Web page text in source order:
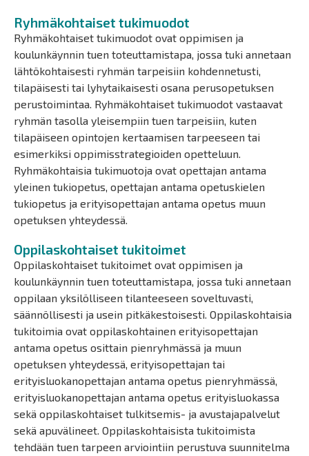
Ryhmäkohtaiset tukimuodot
Ryhmäkohtaiset tukimuodot ovat oppimisen ja
koulunkäynnin tuen toteuttamistapa, jossa tuki annetaan
lähtökohtaisesti ryhmän tarpeisiin kohdennetusti,
tilapäisesti tai lyhytaikaisesti osana perusopetuksen
perustoimintaa. Ryhmäkohtaiset tukimuodot vastaavat
ryhmän tasolla yleisempiin tuen tarpeisiin, kuten
tilapäiseen opintojen kertaamisen tarpeeseen tai
esimerkiksi oppimisstrategioiden opetteluun.
Ryhmäkohtaisia tukimuotoja ovat opettajan antama
yleinen tukiopetus, opettajan antama opetuskielen
tukiopetus ja erityisopettajan antama opetus muun
opetuksen yhteydessä.
Oppilaskohtaiset tukitoimet
Oppilaskohtaiset tukitoimet ovat oppimisen ja
koulunkäynnin tuen toteuttamistapa, jossa tuki annetaan
oppilaan yksilölliseen tilanteeseen soveltuvasti,
säännöllisesti ja usein pitkäkestoisesti. Oppilaskohtaisia
tukitoimia ovat oppilaskohtainen erityisopettajan
antama opetus osittain pienryhmässä ja muun
opetuksen yhteydessä, erityisopettajan tai
erityisluokanopettajan antama opetus pienryhmässä,
erityisluokanopettajan antama opetus erityisluokassa
sekä oppilaskohtaiset tulkitsemis- ja avustajapalvelut
sekä apuvälineet. Oppilaskohtaisista tukitoimista
tehdään tuen tarpeen arviointiin perustuva suunnitelma